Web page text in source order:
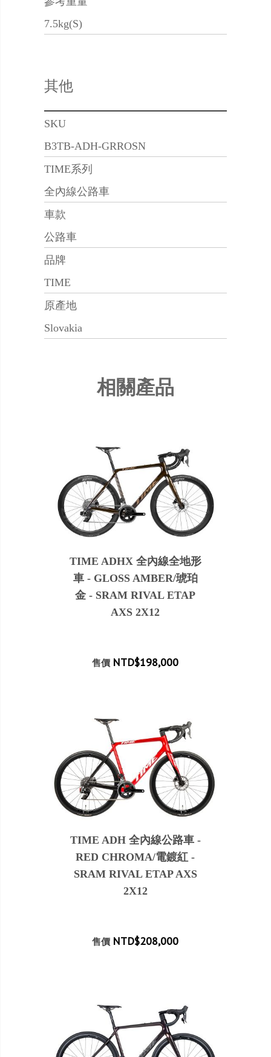
7.5kg(S)
其他
SKU
B3TB-ADH-GRROSN
TIME系列
全內線公路車
車款
公路車
品牌
TIME
原產地
Slovakia
相關產品
TIME ADHX 全內線全地形
車 - GLOSS AMBER/琥珀
金 - SRAM RIVAL ETAP
AXS 2X12
售價 NTD$198,000
TIME ADH 全內線公路車 -
RED CHROMA/電鍍紅 -
SRAM RIVAL ETAP AXS
2X12
售價 NTD$208,000